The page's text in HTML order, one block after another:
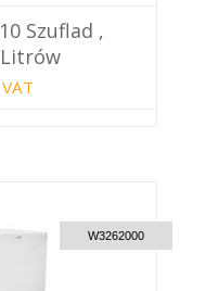
Szuflad ,
W3262000